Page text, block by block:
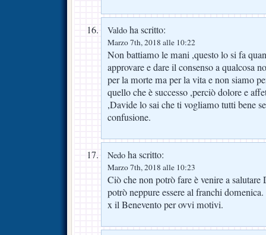
Valdo ha scritto:
Marzo 7th, 2018 alle 10:22
Non battiamo le mani ,questo lo si fa
approvare e dare il consenso a qualcosa
per la morte ma per la vita e non siamo
quello che è successo ,perciò dolore e
,Davide lo sai che ti vogliamo tutti bene
confusione.
Nedo ha scritto:
Marzo 7th, 2018 alle 10:23
Ciò che non potrò fare è venire a
potrò neppure essere al franchi
x il Benevento per ovvi motivi.